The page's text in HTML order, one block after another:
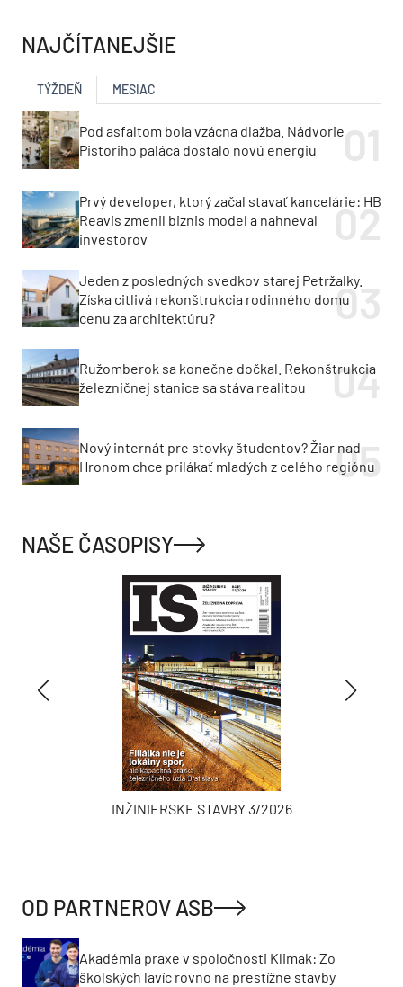
NAJČÍTANEJŠIE
TÝŽDEŇ MESIAC
Pod asfaltom bola vzácna dlažba. Nádvorie
Pistoriho paláca dostalo novú energiu
Prvý developer, ktorý začal stavať kancelárie: HB
Reavis zmenil biznis model a nahneval
investorov
Jeden z posledných svedkov starej Petržalky.
Získa citlivá rekonštrukcia rodinného domu
cenu za architektúru?
Ružomberok sa konečne dočkal. Rekonštrukcia
železničnej stanice sa stáva realitou
Nový internát pre stovky študentov? Žiar nad
Hronom chce prilákať mladých z celého regiónu
NAŠE ČASOPISY
INŽINIERSKE STAVBY 3/2026
OD PARTNEROV ASB
Akadémia praxe v spoločnosti Klimak: Zo
školských lavíc rovno na prestížne stavby